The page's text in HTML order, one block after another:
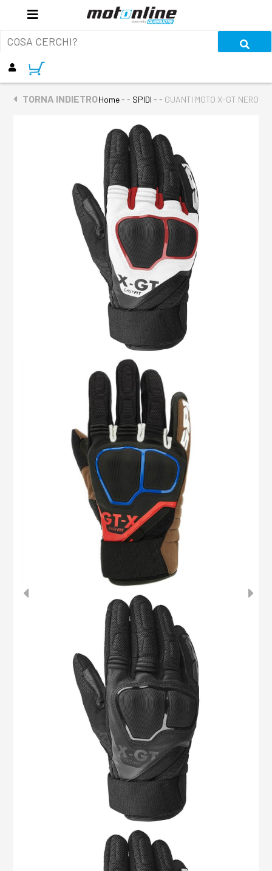
TORNA INDIETROHome- - SPIDI - - GUANTI MOTO X-GT NERO